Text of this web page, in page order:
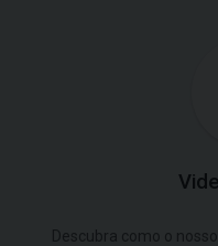
Descubra como o